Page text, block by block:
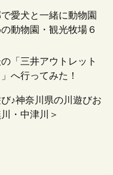
愛犬と一緒に動物園
動物園・観光牧場６
「三井アウトレット
へ行ってみた！
♪神奈川県の川遊びお
・中津川＞